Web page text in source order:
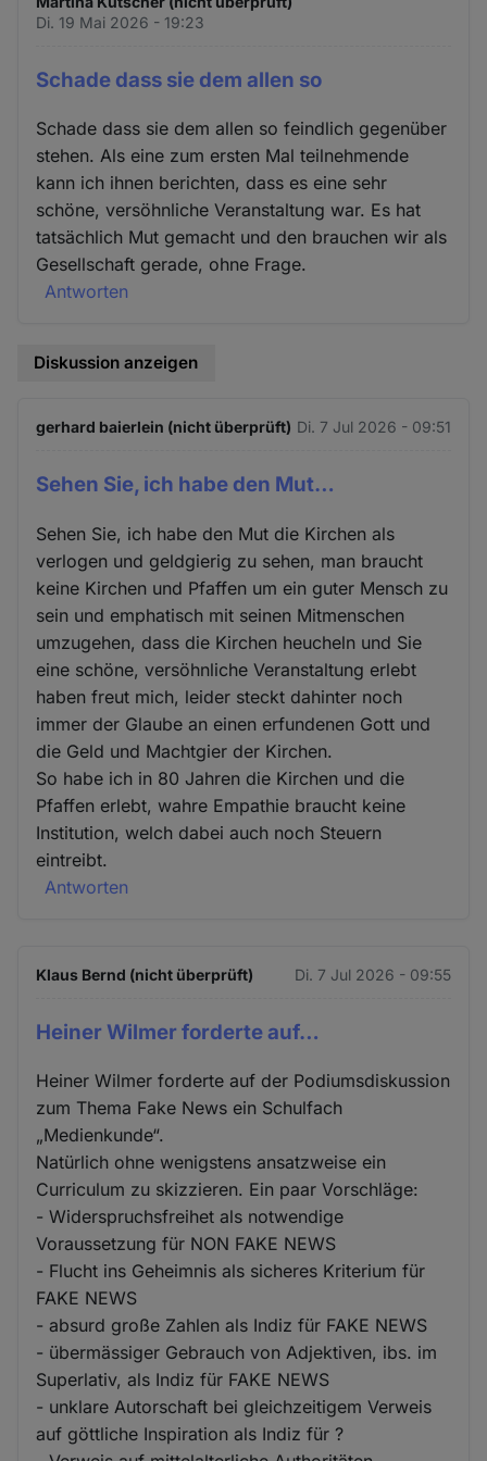
Di. 19 Mai 2026 - 19:23
Schade dass sie dem allen so
Schade dass sie dem allen so feindlich gegenüber
stehen. Als eine zum ersten Mal teilnehmende
kann ich ihnen berichten, dass es eine sehr
schöne, versöhnliche Veranstaltung war. Es hat
tatsächlich Mut gemacht und den brauchen wir als
Gesellschaft gerade, ohne Frage.
Antworten
Diskussion anzeigen
gerhard baierlein (nicht überprüft) Di. 7 Jul 2026 - 09:51
Sehen Sie, ich habe den Mut…
Sehen Sie, ich habe den Mut die Kirchen als
verlogen und geldgierig zu sehen, man braucht
keine Kirchen und Pfaffen um ein guter Mensch zu
sein und emphatisch mit seinen Mitmenschen
umzugehen, dass die Kirchen heucheln und Sie
eine schöne, versöhnliche Veranstaltung erlebt
haben freut mich, leider steckt dahinter noch
immer der Glaube an einen erfundenen Gott und
die Geld und Machtgier der Kirchen.
So habe ich in 80 Jahren die Kirchen und die
Pfaffen erlebt, wahre Empathie braucht keine
Institution, welch dabei auch noch Steuern
eintreibt.
Antworten
Klaus Bernd (nicht überprüft) Di. 7 Jul 2026 - 09:55
Heiner Wilmer forderte auf…
Heiner Wilmer forderte auf der Podiumsdiskussion
zum Thema Fake News ein Schulfach
„Medienkunde“.
Natürlich ohne wenigstens ansatzweise ein
Curriculum zu skizzieren. Ein paar Vorschläge:
- Widerspruchsfreihet als notwendige
Voraussetzung für NON FAKE NEWS
- Flucht ins Geheimnis als sicheres Kriterium für
FAKE NEWS
- absurd große Zahlen als Indiz für FAKE NEWS
- übermässiger Gebrauch von Adjektiven, ibs. im
Superlativ, als Indiz für FAKE NEWS
- unklare Autorschaft bei gleichzeitigem Verweis
auf göttliche Inspiration als Indiz für ?